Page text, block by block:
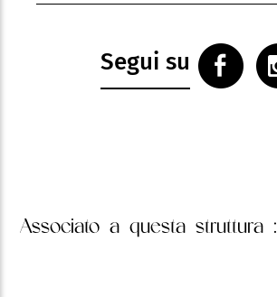
Segui su
Associato a questa struttura :